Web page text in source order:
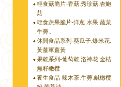
輕食菇脆片-香菇.秀珍菇.杏鮑
菇
輕食蔬果脆片-洋蔥.水果.蔬菜.
牛蒡..
休閒食品系列-葵瓜子.爆米花.
黃薑軍薑黃
果乾系列-葡萄乾.洛神花.金桔.
無籽橄欖
養生食品-辣木茶.牛蒡.鹹橄欖